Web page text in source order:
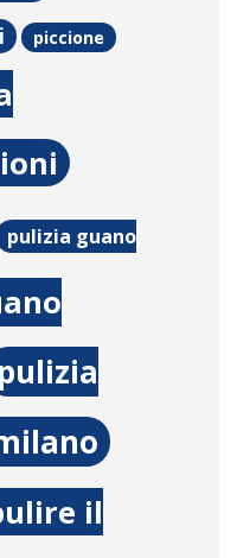
piccione
pulizia guano
pulizia
il